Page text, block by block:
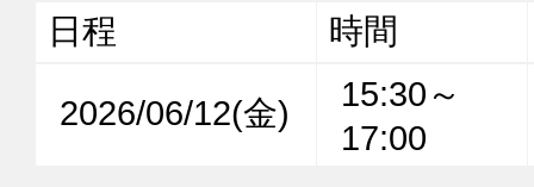
日程 時間
2026/06/12(金)
15:30～
17:00